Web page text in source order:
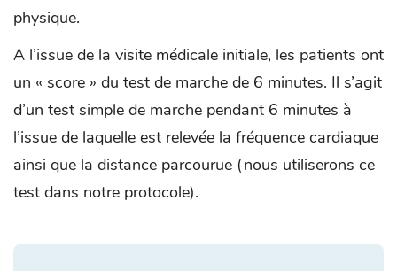
physique.
A l’issue de la visite médicale initiale, les patients ont
un « score » du test de marche de 6 minutes. Il s’agit
d’un test simple de marche pendant 6 minutes à
l’issue de laquelle est relevée la fréquence cardiaque
ainsi que la distance parcourue (nous utiliserons ce
test dans notre protocole).